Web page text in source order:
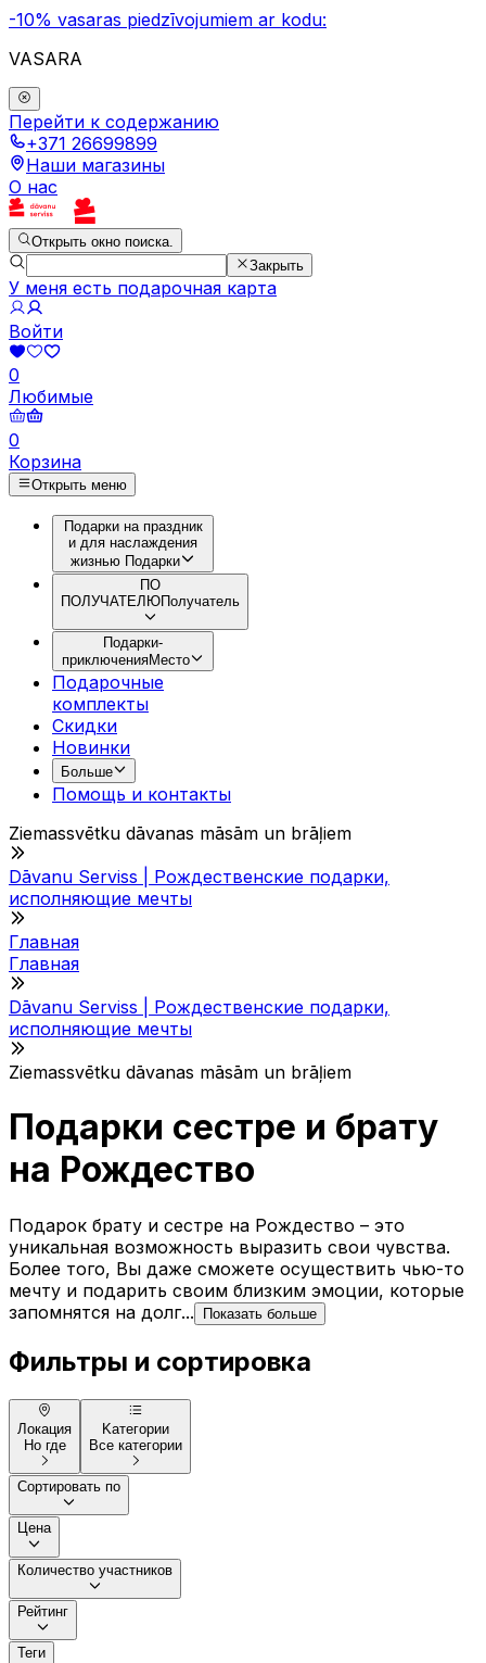
-10% vasaras piedzīvojumiem ar kodu:
VASARA
Перейти к содержанию
+371 26699899
Наши магазины
О нас
Открыть окно поиска.
Закрыть
У меня есть подарочная карта
Войти
0
Любимые
0
Корзина
Открыть меню
Подарки на праздник
и для наслаждения
жизнью Подарки
ПО
ПОЛУЧАТЕЛЮПолучатель
Подарки-
приключенияМесто
Подарочные
комплекты
Скидки
Новинки
Больше
Помощь и контакты
Ziemassvētku dāvanas māsām un brāļiem
Dāvanu Serviss | Рождественские подарки,
исполняющие мечты
Главная
Главная
Dāvanu Serviss | Рождественские подарки,
исполняющие мечты
Ziemassvētku dāvanas māsām un brāļiem
Подарки сестре и братy
на Рождество
Подарок брату и сестре на Рождество – это
уникальная возможность выразить свои чувства.
Более того, Вы даже сможете осуществить чью-то
мечту и подарить своим близким эмоции, которые
запомнятся на долг...
Показать больше
Фильтры и сортировка
Локация
Но где
Kатегории
Все категории
Сортировать по
Цена
Количество участников
Рейтинг
Теги